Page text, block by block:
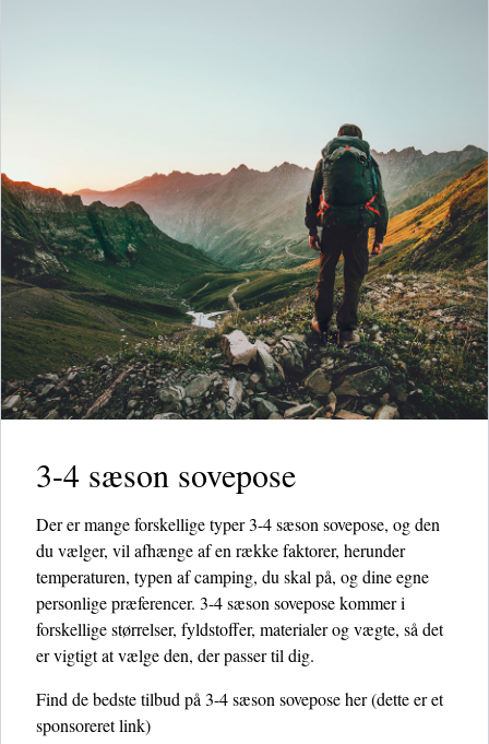
3-4 sæson sovepose
Der er mange forskellige typer 3-4 sæson sovepose, og den
du vælger, vil afhænge af en række faktorer, herunder
temperaturen, typen af ​​camping, du skal på, og dine egne
personlige præferencer. 3-4 sæson sovepose kommer i
forskellige størrelser, fyldstoffer, materialer og vægte, så det
er vigtigt at vælge den, der passer til dig.
Find de bedste tilbud på 3-4 sæson sovepose her(dette er et
sponsoreret link)